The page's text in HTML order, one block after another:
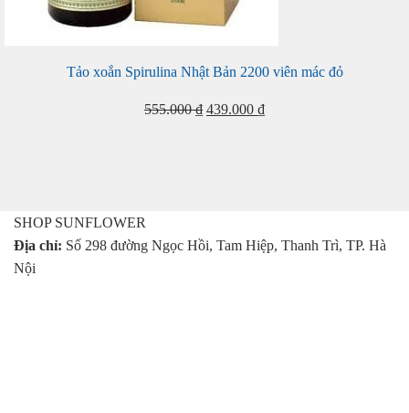
Tảo xoắn Spirulina Nhật Bản 2200 viên mác đỏ
555.000₫ Giá
439.000 ₫Giá
SHOP SUNFLOWER
Địa chỉ: Số 298 đường Ngọc Hồi, Tam Hiệp, Thanh Trì, TP. Hà
Nội